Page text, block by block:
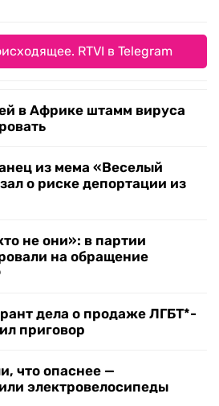
RTVI в Telegram
в Африке штамм вируса
из мема «Веселый
о риске депортации из
не они»: в партии
на обращение
дела о продаже ЛГБТ*-
приговор
что опаснее —
электровелосипеды